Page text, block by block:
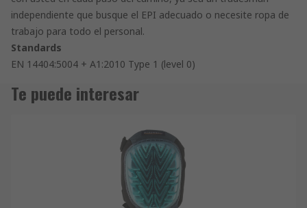
independiente que busque el EPI adecuado o necesite ropa de
trabajo para todo el personal.
Standards
EN 14404:5004 + A1:2010 Type 1 (level 0)
Te puede interesar